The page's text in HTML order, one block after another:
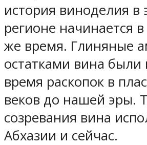
история виноделия в
регионе начинается
же время. Глиняные
остатками вина
время раскопок в
веков до нашей эры.
созревания вина
Абхазии и сейчас.